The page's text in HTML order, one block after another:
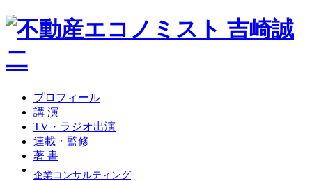
プロフィール
講 演
TV・ラジオ出演
連載・監修
著 書
企業コンサルティング